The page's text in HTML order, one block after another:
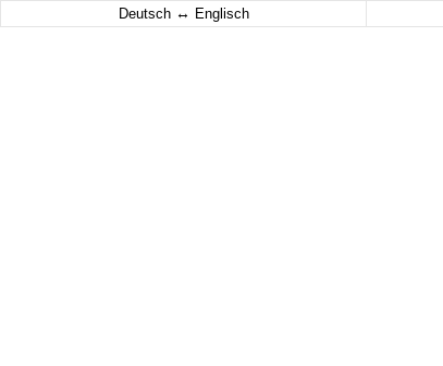
Deutsch ↔ Englisch